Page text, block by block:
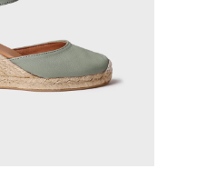
¿Olvidaste la